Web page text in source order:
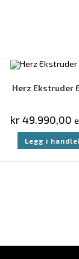
Herz Ekstruder
kr49.990,00
Legg i